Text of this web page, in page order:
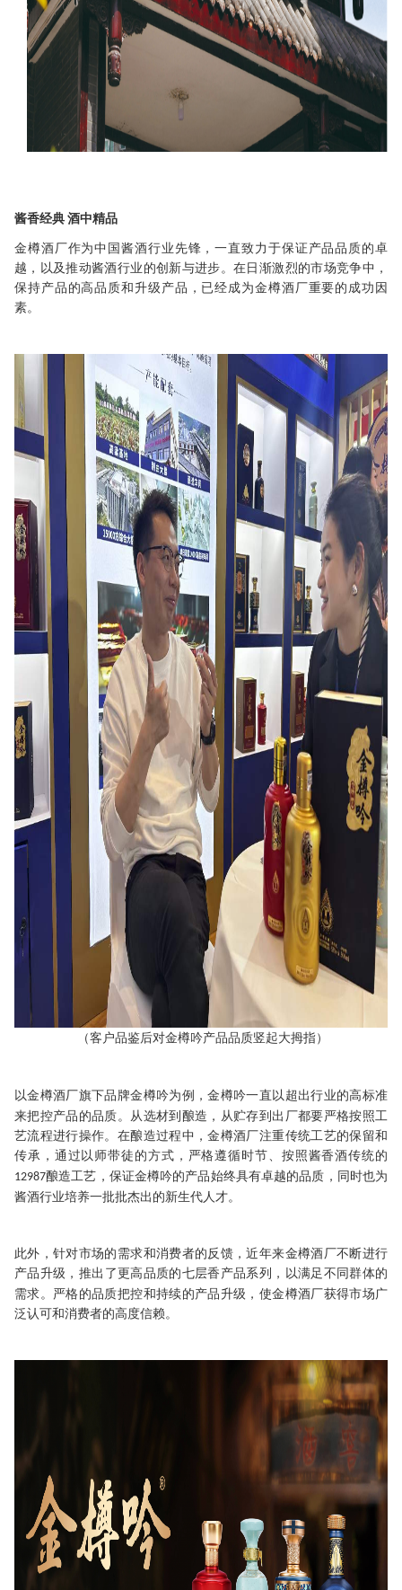
酱香经典 酒中精品
金樽酒厂作为中国酱酒行业先锋，一直致力于保证产品品质的卓
越，以及推动酱酒行业的创新与进步。在日渐激烈的市场竞争中，
保持产品的高品质和升级产品，已经成为金樽酒厂重要的 成功因
素。
（客户品鉴后对金樽吟产品品质竖起大拇指）
以金樽酒厂旗下品牌金樽吟为例 ，金樽吟一直以 超出行业的高标准
来把控产品的品质。从选材到 酿造 ，从贮存到出厂都要严格按照工
艺流程进行操作。在酿造过程中，金樽酒厂注重传统工艺的保留和
传承 ， 通过以师带徒的方式 ， 严格遵循时节、 按照酱香酒传统的
12987酿造工艺 ， 保证金樽吟的产品始终具有卓越的品质 ， 同时也为
酱酒行业培养一批批杰出的新生代人才。
此外，针对市场的需求和消费者的反馈，近年来金樽酒厂不断进行
产品升级 ， 推出了更高品质的七层香 产品系列 ， 以满足不同群体的
需求。严格的品质把控和持续的产品升级， 使金樽酒厂获得市场广
泛认可和消费者的高度信赖。